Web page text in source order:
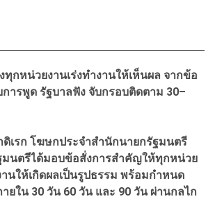
ทุกหน่วยงานเร่งทำงานให้เห็นผล จากข้อ
การพูด รัฐบาลฟัง จับกรอบติดตาม 30–
ดิเรก โฆษกประจำสำนักนายกรัฐมนตรี
ฐมนตรีได้มอบข้อสั่งการสำคัญให้ทุกหน่วย
านให้เกิดผลเป็นรูปธรรม พร้อมกำหนด
ยใน 30 วัน 60 วัน และ 90 วัน ผ่านกลไก